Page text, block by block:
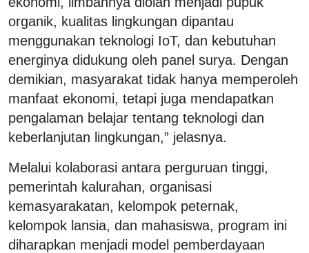
organik, kualitas lingkungan dipantau
menggunakan teknologi IoT, dan kebutuhan
energinya didukung oleh panel surya. Dengan
demikian, masyarakat tidak hanya memperoleh
manfaat ekonomi, tetapi juga mendapatkan
pengalaman belajar tentang teknologi dan
keberlanjutan lingkungan,” jelasnya.
Melalui kolaborasi antara perguruan tinggi,
pemerintah kalurahan, organisasi
kemasyarakatan, kelompok peternak,
kelompok lansia, dan mahasiswa, program ini
diharapkan menjadi model pemberdayaan